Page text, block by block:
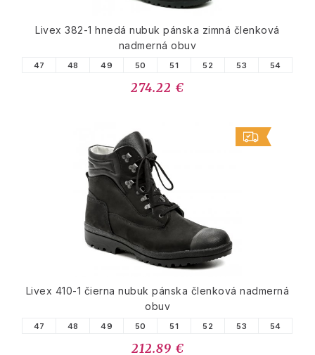
Livex 382-1 hnedá nubuk pánska zimná členková
nadmerná obuv
47 48 49 50 51 52 53 54
274.22 €
Livex 410-1 čierna nubuk pánska členková nadmerná
obuv
47 48 49 50 51 52 53 54
212.89 €